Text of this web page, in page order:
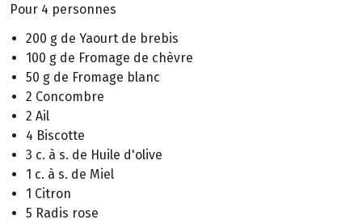
Pour 4 personnes
200 g de Yaourt de brebis
100 g de Fromage de chèvre
50 g de Fromage blanc
2 Concombre
2 Ail
4 Biscotte
3 c. à s. de Huile d'olive
1 c. à s. de Miel
1 Citron
5 Radis rose